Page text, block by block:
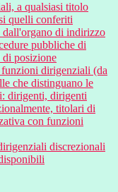
a qualsiasi titolo
quelli conferiti
dall'organo di indirizzo
pubbliche di
di posizione
dirigenziali (da
che distinguano le
dirigenti, dirigenti
titolari di
con funzioni
discrezionali